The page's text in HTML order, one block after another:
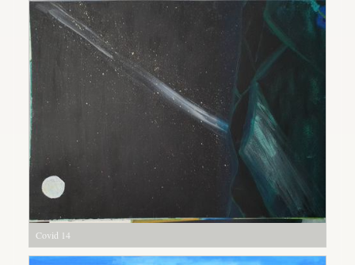
Covid 14